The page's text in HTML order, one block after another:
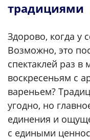
традициями
Здорово, когда у
Возможно, это
спектаклей раз
воскресеньям с
вареньем?
угодно, но
единения и
с едиными